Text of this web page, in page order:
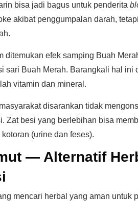
bisa jadi bagus untuk penderita
akibat penggumpalan darah,
ditemukan efek samping Buah
sari Buah Merah. Barangkali hal ini
vitamin dan mineral.
disarankan tidak
Zat besi yang berlebihan bisa
(urine dan feses).
— Alternatif
mencari herbal yang aman untuk